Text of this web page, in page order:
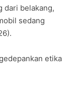
dari belakang,
sedang
etika